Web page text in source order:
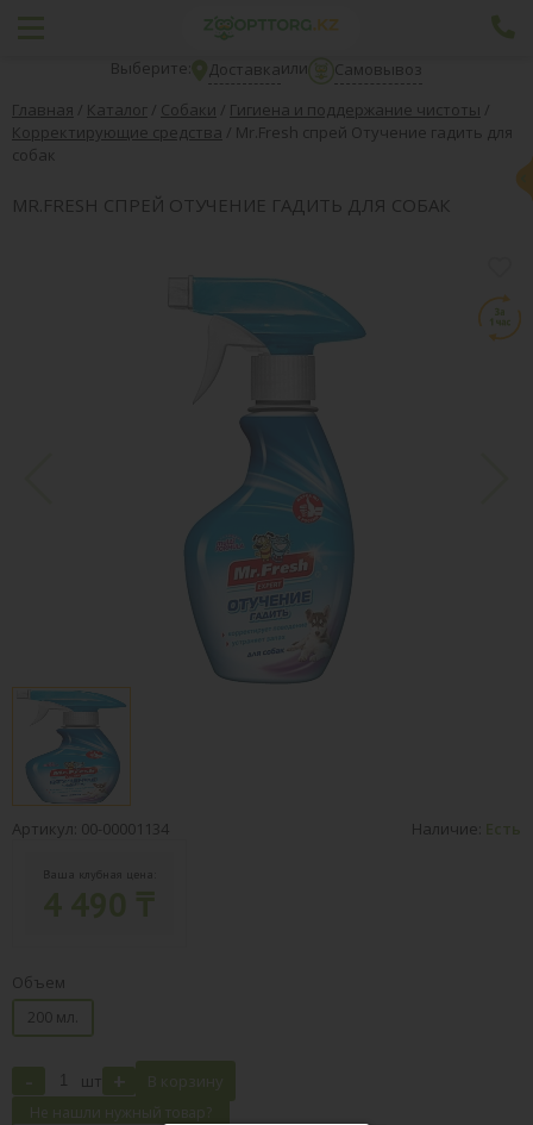
Выберите: Доставкаили
Самовывоз
Главная / Каталог / Собаки / Гигиена и поддержание чистоты /
Корректирующие средства / Mr.Fresh спрей Отучение гадить для
собак
MR.FRESH СПРЕЙ ОТУЧЕНИЕ ГАДИТЬ ДЛЯ СОБАК
Артикул: 00-00001134 Наличие: Есть
Ваша клубная цена:
Объем
200 мл.
- шт + В корзину
Не нашли нужный товар?